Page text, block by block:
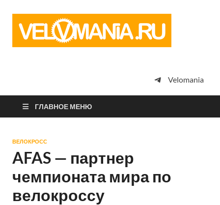
просто
Velomania
ГЛАВНОЕ МЕНЮ
ВЕЛОКРОСС
AFAS — партнер
чемпионата мира по
велокроссу